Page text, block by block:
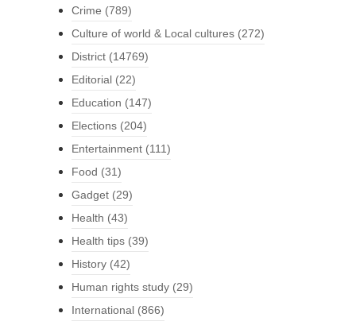
Crime (789)
Culture of world & Local cultures (272)
District (14769)
Editorial (22)
Education (147)
Elections (204)
Entertainment (111)
Food (31)
Gadget (29)
Health (43)
Health tips (39)
History (42)
Human rights study (29)
International (866)